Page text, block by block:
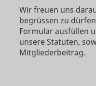
Wir freuen uns
begrüssen zu
Formular ausfüllen
unsere Statuten,
Mitgliederbeitrag.